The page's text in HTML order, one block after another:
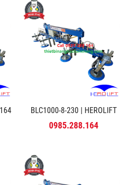
BLC1000-8-230 | HEROLIFT
0985.288.164